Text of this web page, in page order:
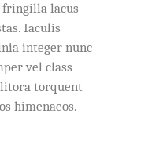
fringilla lacus
Iaculis
integer nunc
vel class
torquent
himenaeos.